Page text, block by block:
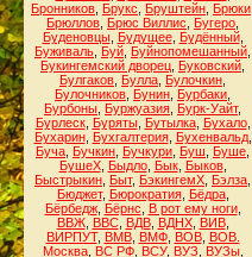
Бронников Брукс Бруштейн Брюки
Брюллов Брюс Виллис Бугеро
Буденовцы, Будущее, Будённый,
Буживаль Буй Буйнопомешанный
Букингемский дворец Буковский
Булгаков Булла Булочкин
Булочников Бунин Бурбаки
Бурбоны Буржуазия Бурк-Уайт,
Бурлеск, Буряты, Бутылка, Бухало,
Бухарин, Бухгалтерия, Бухенвальд,
Буча Бучкин Бучкури Буш Буше
БушеХ, Быдло, Бык, Быков,
Быстрыкин Быт, БэкингемХ Бэлза
Бюджет, Бюрократия, Бёдра,
Бёрбедж, Бёрнс В рот ему ноги,
ВВЖ, ВВС, ВДВ, ВДНХ, ВИВ,
ВИРПУТ, ВМВ, ВМФ, ВОВ, ВОВ.
Москва, ВС РФ, ВСУ, ВУЗ ВУЗы,